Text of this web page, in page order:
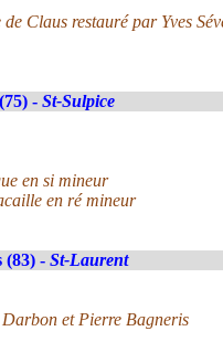
Claus restauré par Yves
- St-Sulpice
en si mineur
en ré mineur
(83) - St-Laurent
et Pierre Bagneris